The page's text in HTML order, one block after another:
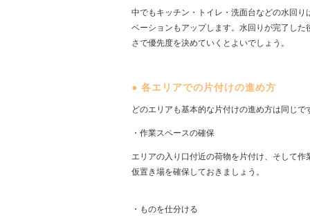
中でもキッチン・トイレ・洗面台などの水回
ベーションもアップします。水回りが完了し
さで優先度を決めていくとよいでしょう。
● 各エリアでの片付けの進め方
どのエリアも基本的な片付けの進め方は同じで
・作業スペースの確保
エリアの入り口付近の荷物を片付け、そして
仮置き場を確保しておきましょう。
・ものを仕分ける